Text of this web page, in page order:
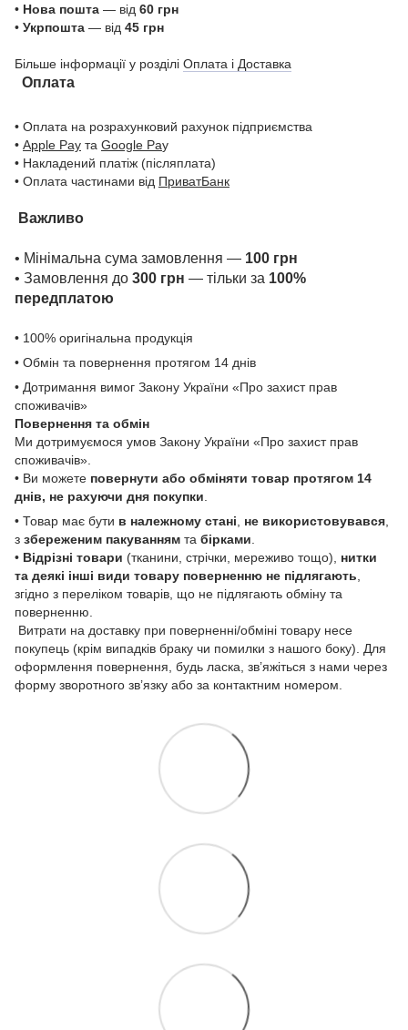
• Нова пошта — від 60 грн
• Укрпошта — від 45 грн
Більше інформації у розділі Оплата і Доставка
Оплата
• Оплата на розрахунковий рахунок підприємства
• Apple Pay та Google Pay
• Накладений платіж (післяплата)
• Оплата частинами від ПриватБанк
Важливо
• Мінімальна сума замовлення — 100 грн
• Замовлення до 300 грн — тільки за 100%
передплатою
• 100% оригінальна продукція
• Обмін та повернення протягом 14 днів
• Дотримання вимог Закону України «Про захист прав
споживачів»
Повернення та обмін
Ми дотримуємося умов Закону України «Про захист прав
споживачів».
• Ви можете повернути або обміняти товар протягом 14
днів, не рахуючи дня покупки
• Товар має бути в належному стані не використовувався
з збереженим пакуванням та бірками
• Відрізні товари (тканини, стрічки, мереживо тощо), нитки
та деякі інші види товару поверненню не підлягають
згідно з переліком товарів, що не підлягають обміну та
поверненню.
Витрати на доставку при поверненні/обміні товару несе
покупець (крім випадків браку чи помилки з нашого боку). Для
оформлення повернення, будь ласка, зв’яжіться з нами через
форму зворотного зв’язку або за контактним номером.